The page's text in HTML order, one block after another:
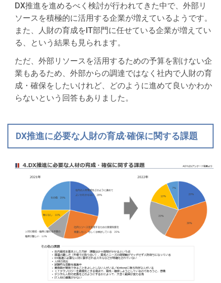
DX推進を進めるべく検討が行われてきた中で、外部リ
ソースを積極的に活用する企業が増えているようです。
また、人財の育成をIT部門に任せている企業が増えてい
る、という結果も見られます。
ただ、外部リソースを活用するための予算を割けない企
業もあるため、外部からの調達ではなく社内で人財の育
成・確保をしたいけれど、どのように進めて良いかわか
らないという回答もありました。
DX推進に必要な人財の育成·確保に関する課題